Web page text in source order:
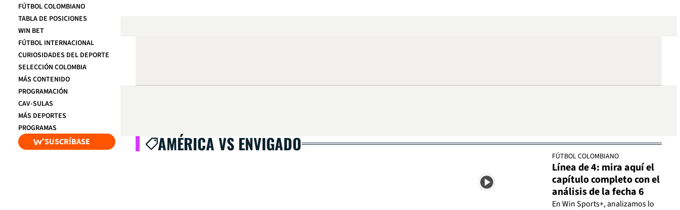
FÚTBOL COLOMBIANO
TABLA DE POSICIONES
WIN BET
FÚTBOL INTERNACIONAL
CURIOSIDADES DEL DEPORTE
SELECCIÓN COLOMBIA
MÁS CONTENIDO
PROGRAMACIÓN
CAV-SULAS
MÁS DEPORTES
PROGRAMAS
SUSCRÍBASE AMÉRICA VS ENVIGADO
FÚTBOL COLOMBIANO
Línea de 4: mira aquí el
capítulo completo con el
análisis de la fecha 6
En Win Sports+, analizamos lo